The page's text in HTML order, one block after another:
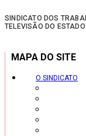
SINDICATO DOS
TELEVISÃO DO
MAPA DO SITE
O SINDICATO